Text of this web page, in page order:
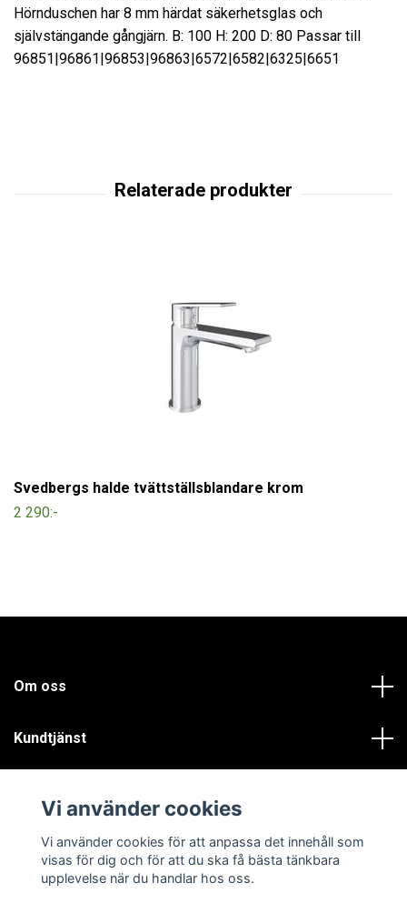
Hörnduschen har 8 mm härdat säkerhetsglas och
självstängande gångjärn. B: 100 H: 200 D: 80 Passar till
96851|96861|96853|96863|6572|6582|6325|6651
Svedbergs halde tvättställsblandare krom
2 290:-
Om oss
Kundtjänst
Sociala medier
Vi använder cookies
Vi använder cookies för att anpassa det innehåll som
visas för dig och för att du ska få bästa tänkbara
upplevelse när du handlar hos oss.